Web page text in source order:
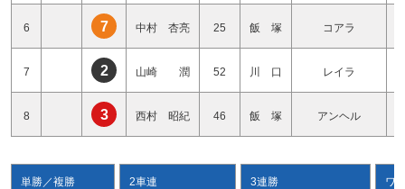
6 7 中村 杏亮 25 飯 塚 コアラ
7 2 山崎 潤 52 川 口 レイラ
8 3 西村 昭紀 46 飯 塚 アンヘル
単勝／複勝 2車連 3連勝 ワ